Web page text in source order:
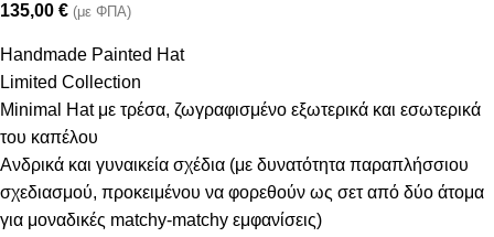
135,00 € (με ΦΠΑ)
Handmade Painted Hat
Limited Collection
Minimal Hat με τρέσα, ζωγραφισμένο εξωτερικά και εσωτερικά
του καπέλου
Ανδρικά και γυναικεία σχέδια (με δυνατότητα παραπλήσσιου
σχεδιασμού, προκειμένου να φορεθούν ως σετ από δύο άτομα
για μοναδικές matchy-matchy εμφανίσεις)